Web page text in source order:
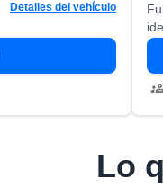
Detalles del vehículo
Lo